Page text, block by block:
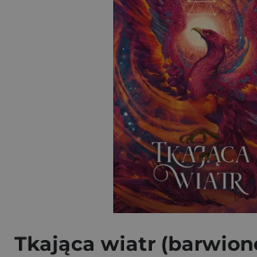
Tkająca wiatr